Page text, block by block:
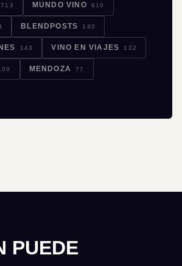
713 MUNDO VINO 610
BLENDPOSTS 143
143 VINO EN VIAJES 132
MENDOZA 77
PUEDE